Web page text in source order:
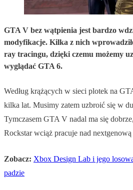
GTA V bez wątpienia jest bardzo
modyfikacje. Kilka z nich
ray tracingu, dzięki czemu możemy
wyglądać GTA 6.
Według krążących w sieci plotek na
kilka lat. Musimy zatem uzbroić się w
Tymczasem GTA V nadal ma się
Rockstar wciąż pracuje nad
Zobacz: Xbox Design Lab i jego
padzie